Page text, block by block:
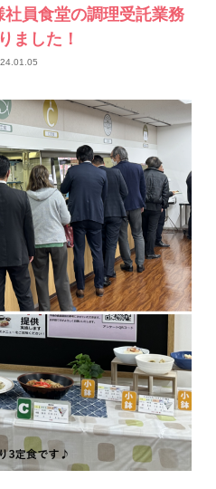
員食堂の調理受託業務
ました！